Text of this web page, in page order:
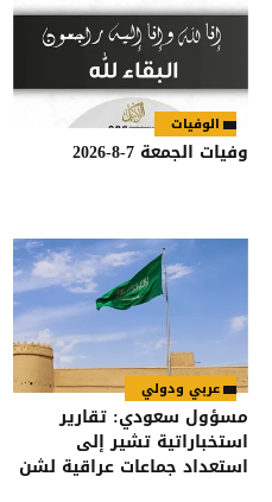
الوفيات
وفيات الجمعة 7-8-2026
عربي ودولي
مسؤول سعودي: تقارير
استخباراتية تشير إلى
استعداد جماعات عراقية لشن